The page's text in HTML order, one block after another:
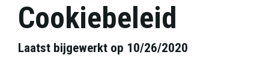
Cookiebeleid
Laatst bijgewerkt op 10/26/2020